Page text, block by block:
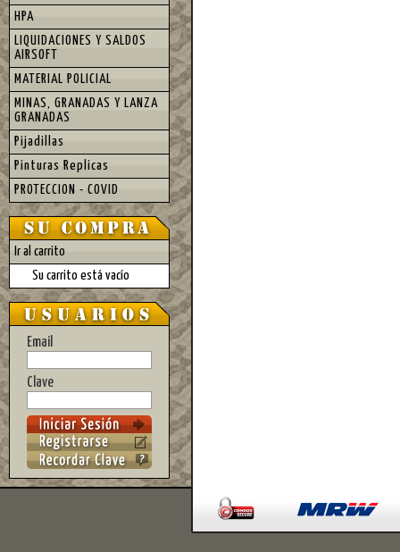
HPA
LIQUIDACIONES Y SALDOS
AIRSOFT
MATERIAL POLICIAL
MINAS, GRANADAS Y LANZA
GRANADAS
Pijadillas
Pinturas Replicas
PROTECCION - COVID
Ir al carrito
Su carrito está vacío
Email
Clave